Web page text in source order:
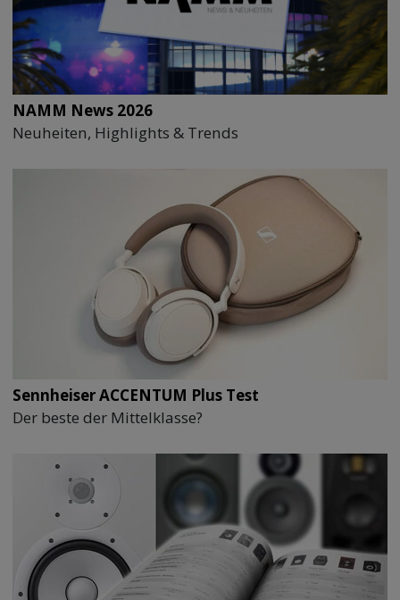
NAMM News 2026
Neuheiten, Highlights & Trends
Sennheiser ACCENTUM Plus Test
Der beste der Mittelklasse?